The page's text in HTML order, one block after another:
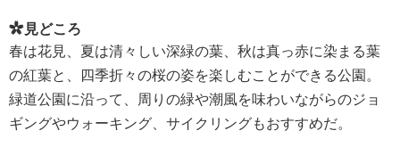
見どころ
春は花見、夏は清々しい深緑の葉、秋は真っ赤に染まる葉
の紅葉と、四季折々の桜の姿を楽しむことができる公園。
緑道公園に沿って、周りの緑や潮風を味わいながらのジョ
ギングやウォーキング、サイクリングもおすすめだ。